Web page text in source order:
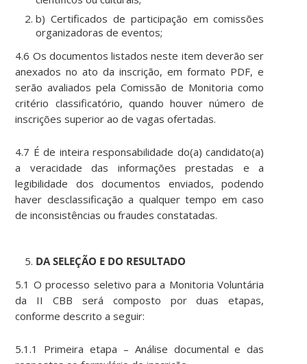
b) Certificados de participação em comissões
organizadoras de eventos;
4.6 Os documentos listados neste item deverão ser
anexados no ato da inscrição, em formato PDF, e
serão avaliados pela Comissão de Monitoria como
critério classificatório, quando houver número de
inscrições superior ao de vagas ofertadas.
4.7 É de inteira responsabilidade do(a) candidato(a)
a veracidade das informações prestadas e a
legibilidade dos documentos enviados, podendo
haver desclassificação a qualquer tempo em caso
de inconsistências ou fraudes constatadas.
DA SELEÇÃO E DO RESULTADO
5.1 O processo seletivo para a Monitoria Voluntária
da II CBB será composto por duas etapas,
conforme descrito a seguir:
5.1.1 Primeira etapa – Análise documental e das